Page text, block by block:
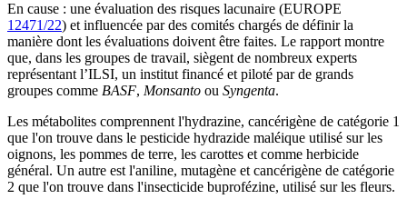
En cause : une évaluation des risques lacunaire (EUROPE
12471/22) et influencée par des comités chargés de définir la
manière dont les évaluations doivent être faites. Le rapport montre
que, dans les groupes de travail, siègent de nombreux experts
représentant l’ILSI, un institut financé et piloté par de grands
groupes comme BASF, Monsanto ou Syngenta.
Les métabolites comprennent l'hydrazine, cancérigène de catégorie 1
que l'on trouve dans le pesticide hydrazide maléique utilisé sur les
oignons, les pommes de terre, les carottes et comme herbicide
général. Un autre est l'aniline, mutagène et cancérigène de catégorie
2 que l'on trouve dans l'insecticide buprofézine, utilisé sur les fleurs.